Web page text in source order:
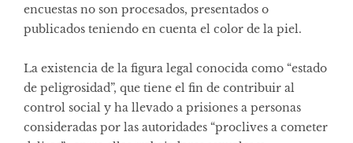
encuestas no son procesados, presentados o
publicados teniendo en cuenta el color de la piel.
La existencia de la figura legal conocida como “estado
de peligrosidad”, que tiene el fin de contribuir al
control social y ha llevado a prisiones a personas
consideradas por las autoridades “proclives a cometer